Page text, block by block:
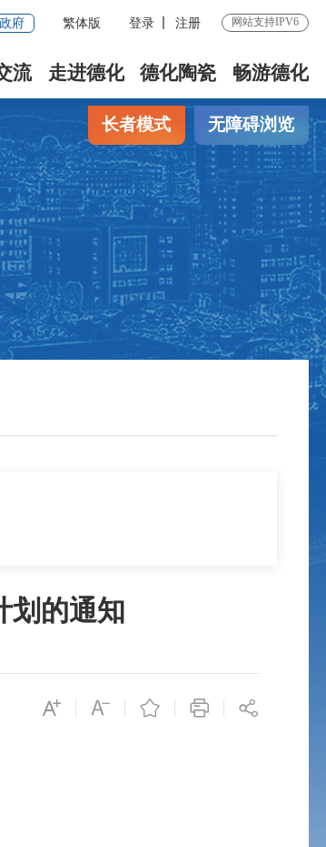
府 繁体版 登录 注册 网站支持IPV6
流 走进德化 德化陶瓷 畅游德化
长者模式 无障碍浏览
划的通知